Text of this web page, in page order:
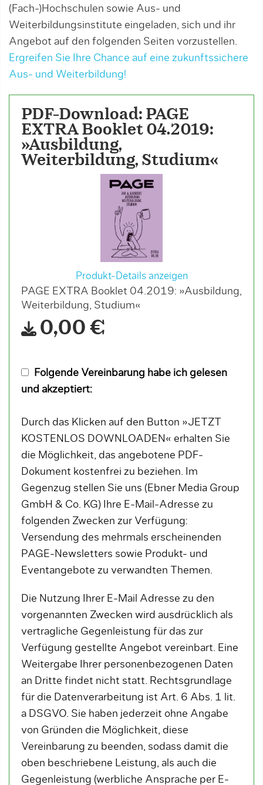
(Fach-)Hochschulen sowie Aus- und
Weiterbildungsinstitute eingeladen, sich und ihr
Angebot auf den folgenden Seiten vorzustellen.
Ergreifen Sie Ihre Chance auf eine zukunftssichere
Aus- und Weiterbildung!
PDF-Download: PAGE
EXTRA Booklet 04.2019:
»Ausbildung,
Weiterbildung, Studium«
Produkt-Details anzeigen
PAGE EXTRA Booklet 04.2019: »Ausbildung,
Weiterbildung, Studium«
0,00 €
Folgende Vereinbarung habe ich gelesen
und akzeptiert:
Durch das Klicken auf den Button »JETZT
KOSTENLOS DOWNLOADEN« erhalten Sie
die Möglichkeit, das angebotene PDF-
Dokument kostenfrei zu beziehen. Im
Gegenzug stellen Sie uns (Ebner Media Group
GmbH & Co. KG) Ihre E-Mail-Adresse zu
folgenden Zwecken zur Verfügung:
Versendung des mehrmals erscheinenden
PAGE-Newsletters sowie Produkt- und
Eventangebote zu verwandten Themen.
Die Nutzung Ihrer E-Mail Adresse zu den
vorgenannten Zwecken wird ausdrücklich als
vertragliche Gegenleistung für das zur
Verfügung gestellte Angebot vereinbart. Eine
Weitergabe Ihrer personenbezogenen Daten
an Dritte findet nicht statt. Rechtsgrundlage
für die Datenverarbeitung ist Art. 6 Abs. 1 lit.
a DSGVO. Sie haben jederzeit ohne Angabe
von Gründen die Möglichkeit, diese
Vereinbarung zu beenden, sodass damit die
oben beschriebene Leistung, als auch die
Gegenleistung (werbliche Ansprache per E-